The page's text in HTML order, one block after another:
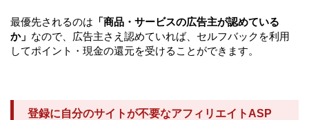
最優先されるのは 「商品・サービスの広告主が認めている
か」 なので、広告主さえ認めていれば、セルフバックを利用
してポイント・現金の還元を受けることができます。
登録に自分のサイトが不要なアフィリエイトASP